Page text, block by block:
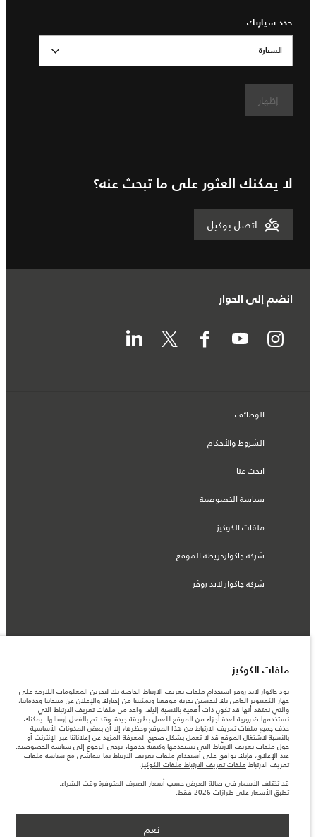
حدد سيارتك
السيارة
إظهار
لا يمكنك العثور على ما تبحث عنه؟
اتصل بوكيل
انضم إلى الحوار
الوظائف
الشروط والأحكام
ابحث عنا
سياسة الخصوصية
ملفات الكوكيز
شركة جاكوارخريطة الموقع
شركة جاكوار لاند روڤر
قطر, الفردان بريميير موتورز (ذ.م.م.)
المعلومات والمواصفات والأسعار والألوان المذكورة على هذا الموقع قد تختلف من بلد إلى
آخر، كما أنّها قد تتغير بدون إشعار مسبق. الرجاء التواصل مع وكيلنا المحلي للتأكد من توفّرها
والتحقق من الأسعار.
الأرقام المقدمة هي نتيجة لاختبارات المصنع الرسمية وفقاً لتشريعات الاتحاد الأوروبي. قد
يتباين استهلك الوقود الفعلي للمركبة عن ذلك المتحقق في تلك الاختبارات كما أن هذه
الأرقام بغرض المقارنة فحسب.
قد تختلف الأسعار في صالة العرض حسب أسعار الصرف المتوفرة وقت الشراء.
ملاحظة مهمة حول الصور والمواصفات. إن النقص العالمي في أشباه الموصلات يؤثر حاليًا
في مواصفات تصميم السيارات وتوفر الخيارات وتوقيتات التصاميم. هذا ظرف ديناميكي
للغاية، ونتيجة لذلك، قد لا تمثّل الصور المستخدَمة ضمن موقع الويب حاليًا المواصفات الحالية
بالكامل بالنسبة إلى الميزات والخيارات والحلية ومجموعات الألوان. يرجى استشارة وكيلك الذي
ملفات الكوكيز
تود جاكوار لاند روفر استخدام ملفات تعريف الارتباط الخاصة بك لتخزين المعلومات اللازمة على
جهاز الكمبيوتر الخاص بك لتحسين تجربة موقعنا وتمكيننا من إخبارك والإعلان عن منتجاتنا وخدماتنا،
والتي نعتقد أنها قد تكون ذات أهمية بالنسبة إليك. واحد من ملفات تعريف الارتباط التي
نستخدمها ضرورية لعدة أجزاء من الموقع للعمل بطريقة جيدة، وقد تم بالفعل إرسالها. يمكنك
حذف جميع ملفات تعريف الارتباط من هذا الموقع وحظرها، إلا أن بعض المكونات الأساسية
بالنسبة لاشتغال الموقع قد لا تعمل بشكل صحيح. لمعرفة المزيد عن إعلاناتنا عبر الإنترنت أو
حول ملفات تعريف الارتباط التي نستخدمها وكيفية حذفها، يرجى الرجوع إلى سياسة الخصوصية.
عند الإغلاق، فإنك توافق على استخدام ملفات تعريف الارتباط بما يتماشى مع سياسة ملفات
تعريف الارتباط ملفات تعريف الارتباط ملفات الكوكيز.
قد تختلف الأسعار في صالة العرض حسب أسعار الصرف المتوفرة وقت الشراء.
تطبق الأسعار على طرازات 2026 فقط.
نعم